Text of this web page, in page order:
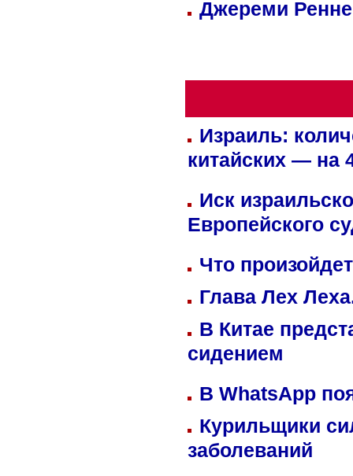
Джереми
Израиль:
китайских — на
Иск
Европейского
Что
Глава Лех
В Китае
сидением
В WhatsApp
Курильщики
заболеваний